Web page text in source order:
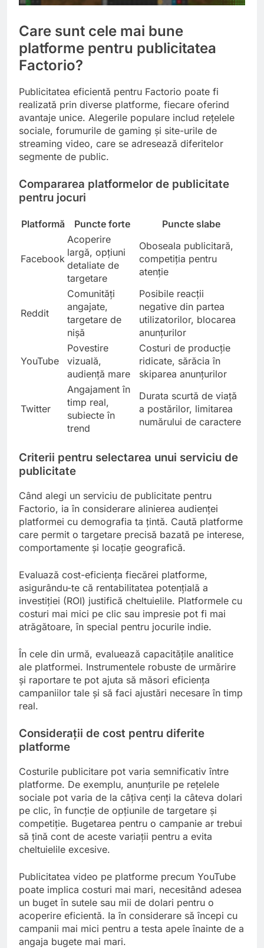
Care sunt cele mai bune
platforme pentru publicitatea
Factorio?
Publicitatea eficientă pentru Factorio poate fi
realizată prin diverse platforme, fiecare oferind
avantaje unice. Alegerile populare includ rețelele
sociale, forumurile de gaming și site-urile de
streaming video, care se adresează diferitelor
segmente de public.
Compararea platformelor de publicitate
pentru jocuri
Platformă Puncte forte Puncte slabe
Facebook
Acoperire
largă, opțiuni
detaliate de
targetare
Oboseala publicitară,
competiția pentru
atenție
Reddit
Comunități
angajate,
targetare de
nișă
Posibile reacții
negative din partea
utilizatorilor, blocarea
anunțurilor
YouTube
Povestire
vizuală,
audiență mare
Costuri de producție
ridicate, sărăcia în
skiparea anunțurilor
Twitter
Angajament în
timp real,
subiecte în
trend
Durata scurtă de viață
a postărilor, limitarea
numărului de caractere
Criterii pentru selectarea unui serviciu de
publicitate
Când alegi un serviciu de publicitate pentru
Factorio, ia în considerare alinierea audienței
platformei cu demografia ta țintă. Caută platforme
care permit o targetare precisă bazată pe interese,
comportamente și locație geografică.
Evaluază cost-eficiența fiecărei platforme,
asigurându-te că rentabilitatea potențială a
investiției (ROI) justifică cheltuielile. Platformele cu
costuri mai mici pe clic sau impresie pot fi mai
atrăgătoare, în special pentru jocurile indie.
În cele din urmă, evaluează capacitățile analitice
ale platformei. Instrumentele robuste de urmărire
și raportare te pot ajuta să măsori eficiența
campaniilor tale și să faci ajustări necesare în timp
real.
Considerații de cost pentru diferite
platforme
Costurile publicitare pot varia semnificativ între
platforme. De exemplu, anunțurile pe rețelele
sociale pot varia de la câțiva cenți la câteva dolari
pe clic, în funcție de opțiunile de targetare și
competiție. Bugetarea pentru o campanie ar trebui
să țină cont de aceste variații pentru a evita
cheltuielile excesive.
Publicitatea video pe platforme precum YouTube
poate implica costuri mai mari, necesitând adesea
un buget în sutele sau mii de dolari pentru o
acoperire eficientă. Ia în considerare să începi cu
campanii mai mici pentru a testa apele înainte de a
angaja bugete mai mari.